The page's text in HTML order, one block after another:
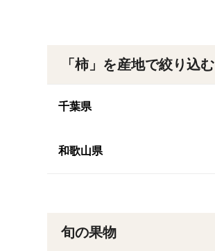
「柿」を産地で絞り込む
千葉県
和歌山県
旬の果物